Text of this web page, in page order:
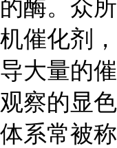
的酶。众
机催化剂
导大量的
观察的显
体系常被